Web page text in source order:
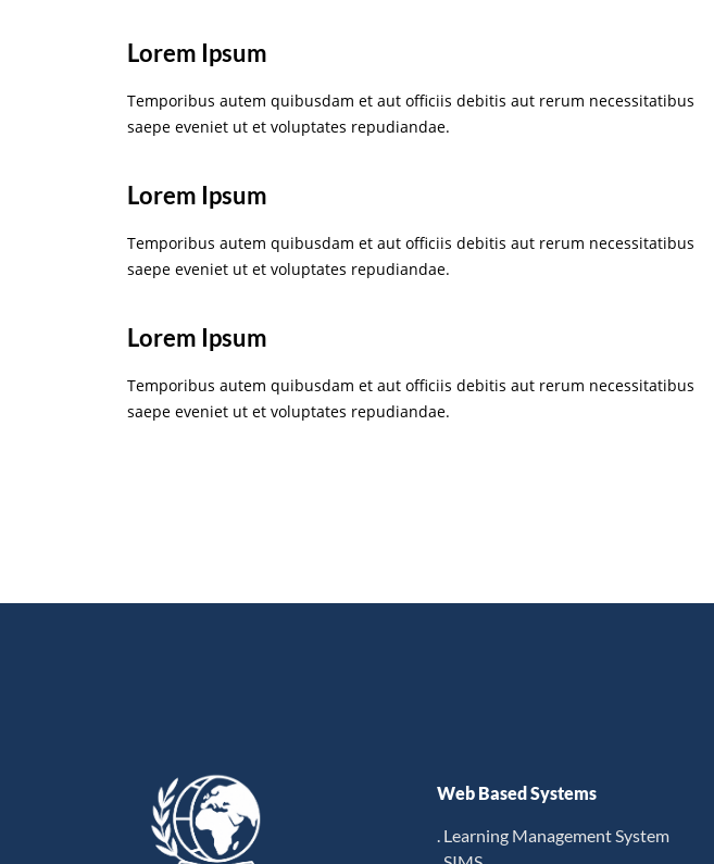
Lorem Ipsum
Temporibus autem quibusdam et aut officiis debitis aut rerum necessitatibus
saepe eveniet ut et voluptates repudiandae.
Lorem Ipsum
Temporibus autem quibusdam et aut officiis debitis aut rerum necessitatibus
saepe eveniet ut et voluptates repudiandae.
Lorem Ipsum
Temporibus autem quibusdam et aut officiis debitis aut rerum necessitatibus
saepe eveniet ut et voluptates repudiandae.
Web Based Systems
. Learning Management System